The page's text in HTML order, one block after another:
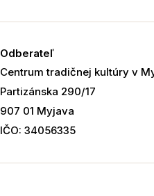
Odberateľ
Centrum tradičnej kultúry v
Partizánska 290/17
907 01 Myjava
IČO: 34056335